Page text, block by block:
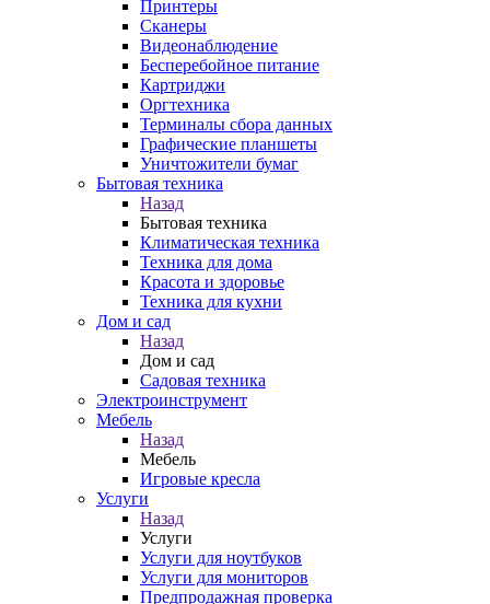
Принтеры
Сканеры
Видеонаблюдение
Бесперебойное питание
Картриджи
Оргтехника
Терминалы сбора данных
Графические планшеты
Уничтожители бумаг
Бытовая техника
Назад
Бытовая техника
Климатическая техника
Техника для дома
Красота и здоровье
Техника для кухни
Дом и сад
Назад
Дом и сад
Садовая техника
Электроинструмент
Мебель
Назад
Мебель
Игровые кресла
Услуги
Назад
Услуги
Услуги для ноутбуков
Услуги для мониторов
Предпродажная проверка